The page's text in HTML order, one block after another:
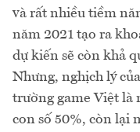
và rất nhiều tiềm
năm 2021 tạo ra
dự kiến sẽ còn khả
Nhưng, nghịch lý
trường game Việt là
con số 50%, còn lại